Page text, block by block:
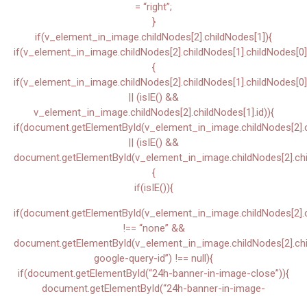
= “right”;
}
if(v_element_in_image.childNodes[2].childNodes[1]){
{
|| (isIE() &&
v_element_in_image.childNodes[2].childNodes[1].id)){
|| (isIE() &&
{
if(isIE()){
!== “none” &&
google-query-id”) !== null){
if(document.getElementById(“24h-banner-in-image-close”)){
document.getElementById(“24h-banner-in-image-